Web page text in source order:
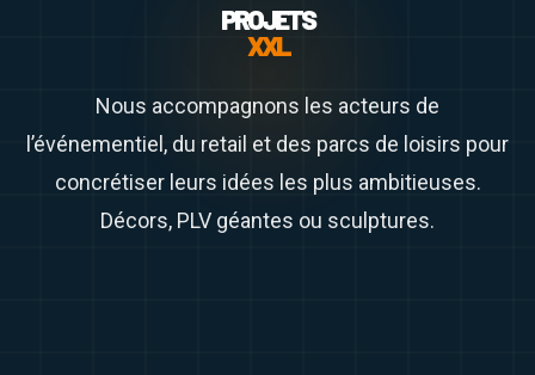
PROJETS
XXL
Nous accompagnons les acteurs de
l’événementiel, du retail et des parcs de loisirs pour
concrétiser leurs idées les plus ambitieuses.
Décors, PLV géantes ou sculptures.